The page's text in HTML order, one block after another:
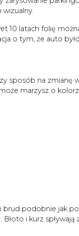
10 latach folię
o tym, że auto
sposób na zmianę
marzysz o
podobnie jak
i kurz spływają